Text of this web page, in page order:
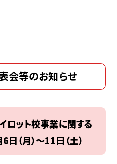
会等のお知らせ
ット校事業に関する
日（月）～11日（土）